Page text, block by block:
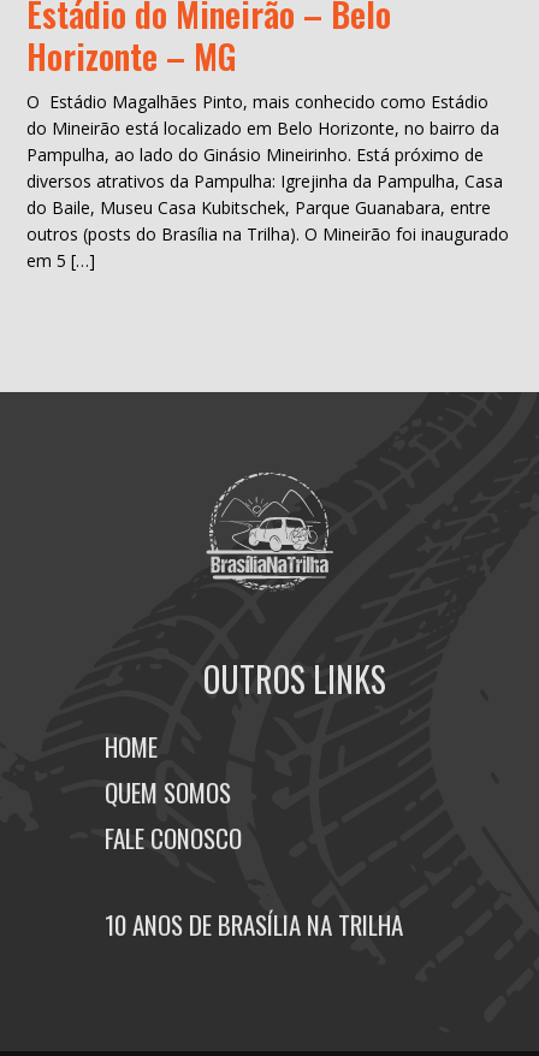
Estádio do Mineirão – Belo
Horizonte – MG
O Estádio Magalhães Pinto, mais conhecido como Estádio
do Mineirão está localizado em Belo Horizonte, no bairro da
Pampulha, ao lado do Ginásio Mineirinho. Está próximo de
diversos atrativos da Pampulha: Igrejinha da Pampulha, Casa
do Baile, Museu Casa Kubitschek, Parque Guanabara, entre
outros (posts do Brasília na Trilha). O Mineirão foi inaugurado
em 5 […]
OUTROS LINKS
HOME
QUEM SOMOS
FALE CONOSCO
10 ANOS DE BRASÍLIA NA TRILHA